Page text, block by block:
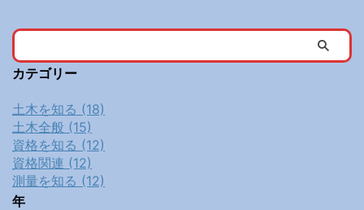
カテゴリー
土木を知る (18)
土木全般 (15)
資格を知る (12)
資格関連 (12)
測量を知る (12)
年